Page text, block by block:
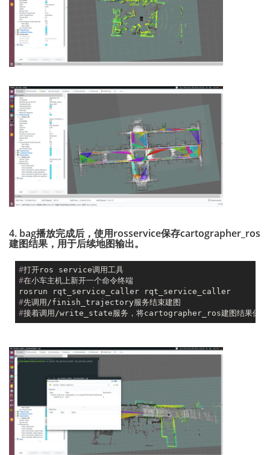
4. bag播放完成后，使用rosservice保存cartographer_ros
建图结果，用于后续地图输出。
#打开ros service调用工具
#在小车主机上新开一个命令终端
#先调用/finish_trajectory服务结束建图
#接着调用/write_state服务，将cartographer_ros建图结果保